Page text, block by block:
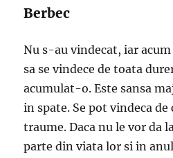
Berbec
Nu s-au vindecat, iar
sa se vindece de toata
acumulat-o. Este sansa
in spate. Se pot vindeca
traume. Daca nu le vor da
parte din viata lor si in